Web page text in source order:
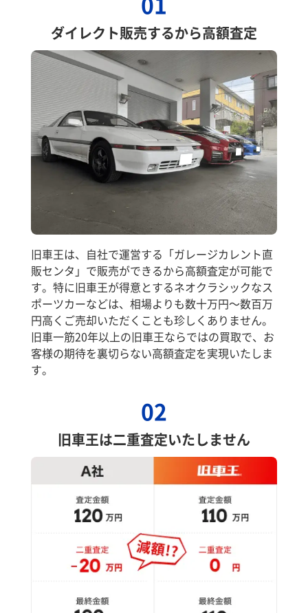
ダイレクト販売するから高額査定
旧車王は、自社で運営する「ガレージカレント直
販センタ」で販売ができるから高額査定が可能で
す。特に旧車王が得意とするネオクラシックなス
ポーツカーなどは、相場よりも数十万円～数百万
円高くご売却いただくことも珍しくありません。
旧車一筋20年以上の旧車王ならではの買取で、お
客様の期待を裏切らない高額査定を実現いたしま
す。
02
旧車王は二重査定いたしません